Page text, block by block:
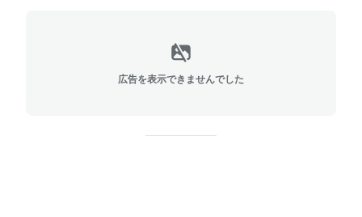
広告を表示できませんでした